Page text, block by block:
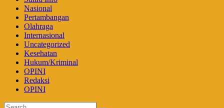
Nasional
Pertambangan
Olahraga
Internasional
Uncategorized
Kesehatan
Hukum/Kriminal
OPINI
Redaksi
OPINI